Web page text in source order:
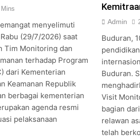
Mins
menyelimuti
(29/7/2026) saat
Tim Monitoring dan
terhadap Program
dari Kementerian
Keamanan Republik
berbagai kementerian
agenda resmi
pelaksanaan
Admin
Buduran,
Buduran.
Visit
bagian
relawan
telah